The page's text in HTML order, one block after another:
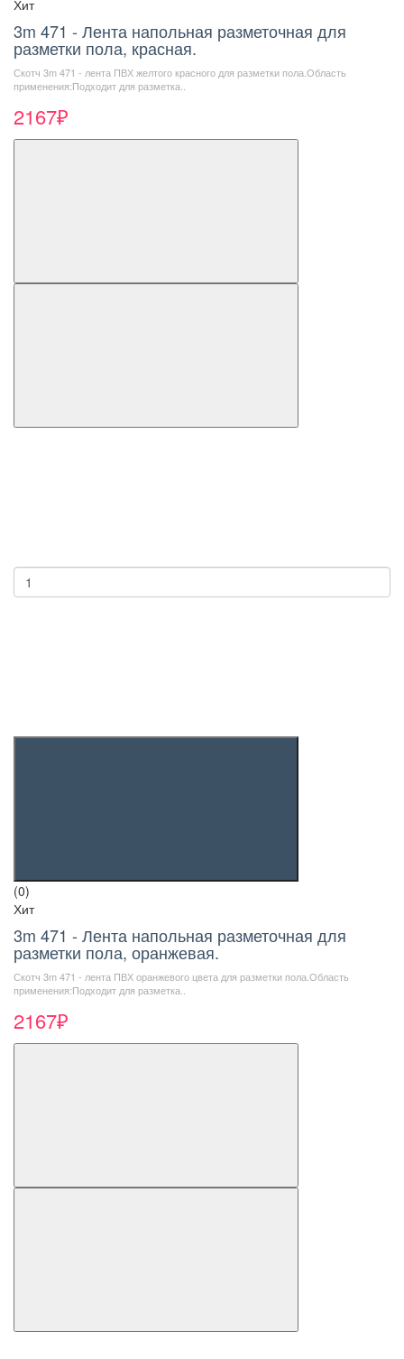
Хит
3m 471 - Лента напольная разметочная для
разметки пола, красная.
Скотч 3m 471 - лента ПВХ желтого красного для разметки пола.Область
применения:Подходит для разметка..
2167₽
(0)
Хит
3m 471 - Лента напольная разметочная для
разметки пола, оранжевая.
Скотч 3m 471 - лента ПВХ оранжевого цвета для разметки пола.Область
применения:Подходит для разметка..
2167₽